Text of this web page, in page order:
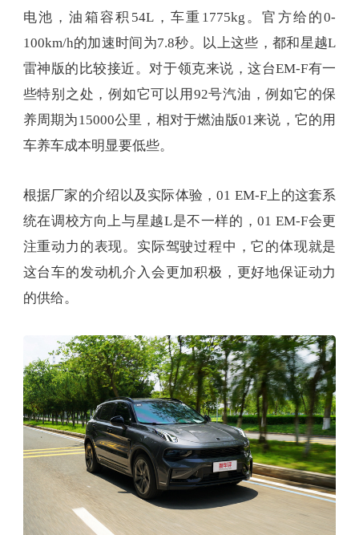
电池，油箱容积54L，车重1775kg。官方给的0-
100km/h的加速时间为7.8秒。以上这些，都和星越L
雷神版的比较接近。对于领克来说，这台EM-F有一
些特别之处，例如它可以用92号汽油，例如它的保
养周期为15000公里，相对于燃油版01来说，它的用
车养车成本明显要低些。
根据厂家的介绍以及实际体验，01 EM-F上的这套系
统在调校方向上与星越L是不一样的，01 EM-F会更
注重动力的表现。实际驾驶过程中，它的体现就是
这台车的发动机介入会更加积极，更好地保证动力
的供给。